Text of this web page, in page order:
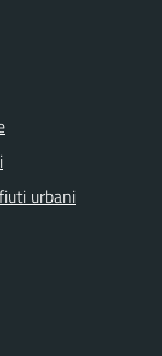
urbani